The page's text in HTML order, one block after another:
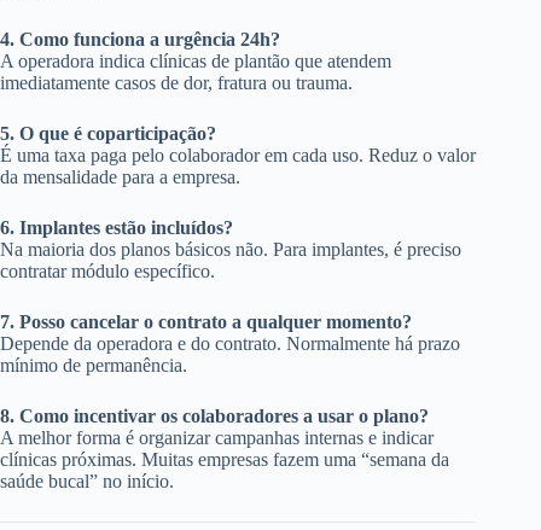
4. Como funciona a urgência 24h?
A operadora indica clínicas de plantão que atendem
imediatamente casos de dor, fratura ou trauma.
5. O que é coparticipação?
É uma taxa paga pelo colaborador em cada uso. Reduz o valor
da mensalidade para a empresa.
6. Implantes estão incluídos?
Na maioria dos planos básicos não. Para implantes, é preciso
contratar módulo específico.
7. Posso cancelar o contrato a qualquer momento?
Depende da operadora e do contrato. Normalmente há prazo
mínimo de permanência.
8. Como incentivar os colaboradores a usar o plano?
A melhor forma é organizar campanhas internas e indicar
clínicas próximas. Muitas empresas fazem uma “semana da
saúde bucal” no início.